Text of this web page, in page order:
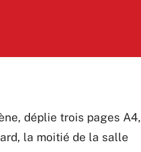
déplie trois pages A4,
la moitié de la salle